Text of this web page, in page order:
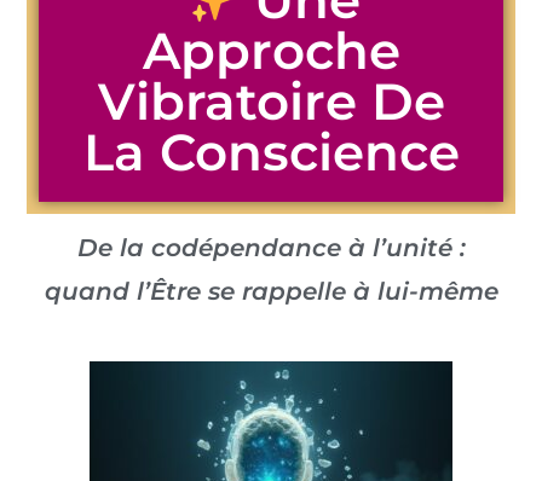
Approche
Vibratoire De
La Conscience
De la codépendance à l’unité :
quand l’Être se rappelle à lui-même